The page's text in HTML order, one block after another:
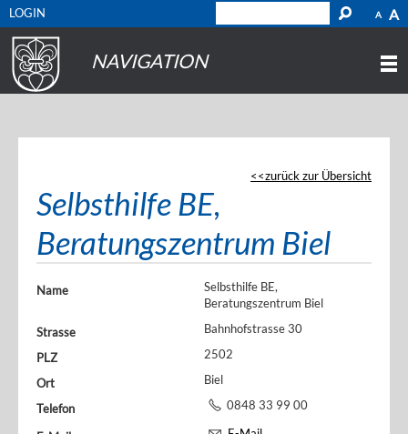
A A
LOGIN
NAVIGATION
zurück zur Übersicht
Selbsthilfe BE,
Beratungszentrum Biel
Name
Selbsthilfe BE,
Beratungszentrum Biel
Strasse
Bahnhofstrasse 30
PLZ
2502
Ort
Biel
Telefon
0848 33 99 00